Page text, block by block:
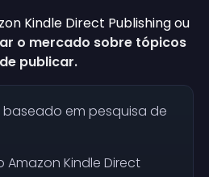
Kindle Direct Publishing ou
o mercado sobre tópicos
publicar.
em pesquisa de
Kindle Direct